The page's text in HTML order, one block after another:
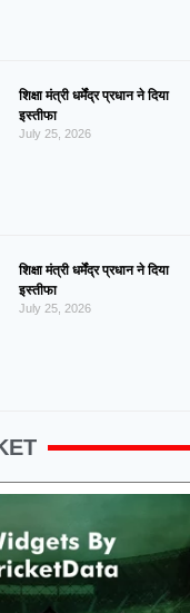
शिक्षा मंत्री धर्मेंद्र प्रधान ने दिया
इस्तीफा
July 25, 2026
शिक्षा मंत्री धर्मेंद्र प्रधान ने दिया
इस्तीफा
July 25, 2026
AtHeadingley
Leeds Women
v